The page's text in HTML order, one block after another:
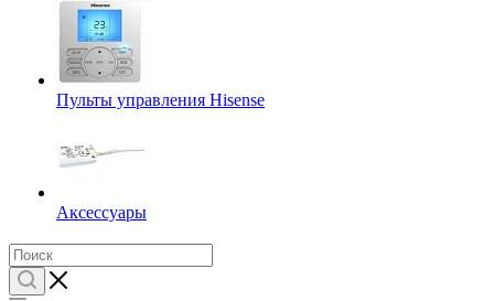
Пульты управления Hisense
Аксессуары